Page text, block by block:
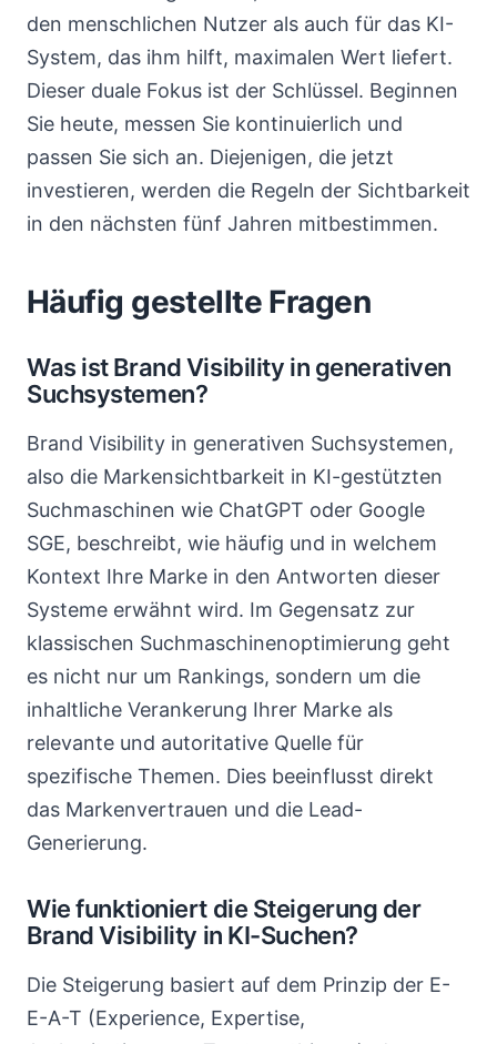
den menschlichen Nutzer als auch für das KI-
System, das ihm hilft, maximalen Wert liefert.
Dieser duale Fokus ist der Schlüssel. Beginnen
Sie heute, messen Sie kontinuierlich und
passen Sie sich an. Diejenigen, die jetzt
investieren, werden die Regeln der Sichtbarkeit
in den nächsten fünf Jahren mitbestimmen.
Häufig gestellte Fragen
Was ist Brand Visibility in generativen
Suchsystemen?
Brand Visibility in generativen Suchsystemen,
also die Markensichtbarkeit in KI-gestützten
Suchmaschinen wie ChatGPT oder Google
SGE, beschreibt, wie häufig und in welchem
Kontext Ihre Marke in den Antworten dieser
Systeme erwähnt wird. Im Gegensatz zur
klassischen Suchmaschinenoptimierung geht
es nicht nur um Rankings, sondern um die
inhaltliche Verankerung Ihrer Marke als
relevante und autoritative Quelle für
spezifische Themen. Dies beeinflusst direkt
das Markenvertrauen und die Lead-
Generierung.
Wie funktioniert die Steigerung der
Brand Visibility in KI-Suchen?
Die Steigerung basiert auf dem Prinzip der E-
E-A-T (Experience, Expertise,